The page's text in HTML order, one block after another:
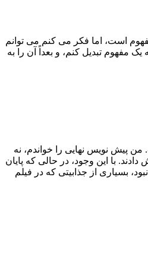
است، اما فکر می کنم می توانم
یک مفهوم تبدیل کنم، و بعداً آن را به
من پیش نویس نهایی را خواندم، نه
با این وجود، در حالی که پایان
بسیاری از جذابیتی که در فیلم